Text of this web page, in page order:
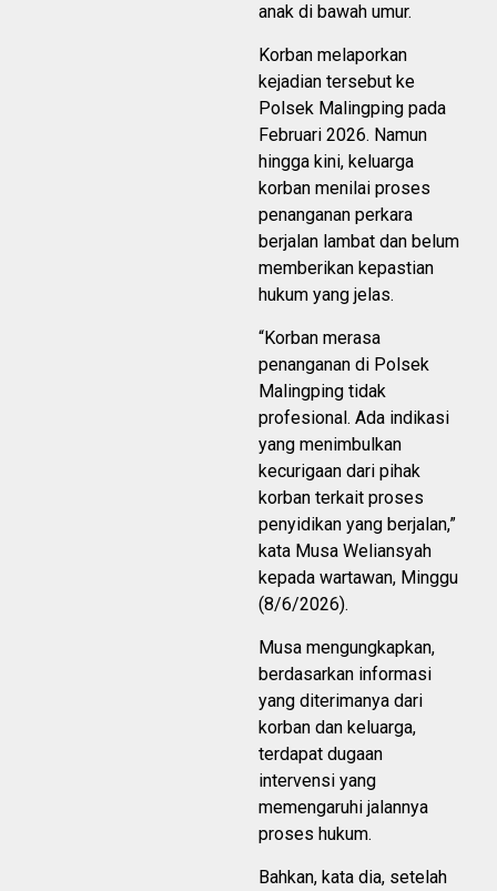
anak di bawah umur.
Korban melaporkan
kejadian tersebut ke
Polsek Malingping pada
Februari 2026. Namun
hingga kini, keluarga
korban menilai proses
penanganan perkara
berjalan lambat dan belum
memberikan kepastian
hukum yang jelas.
“Korban merasa
penanganan di Polsek
Malingping tidak
profesional. Ada indikasi
yang menimbulkan
kecurigaan dari pihak
korban terkait proses
penyidikan yang berjalan,”
kata Musa Weliansyah
kepada wartawan, Minggu
(8/6/2026).
Musa mengungkapkan,
berdasarkan informasi
yang diterimanya dari
korban dan keluarga,
terdapat dugaan
intervensi yang
memengaruhi jalannya
proses hukum.
Bahkan, kata dia, setelah